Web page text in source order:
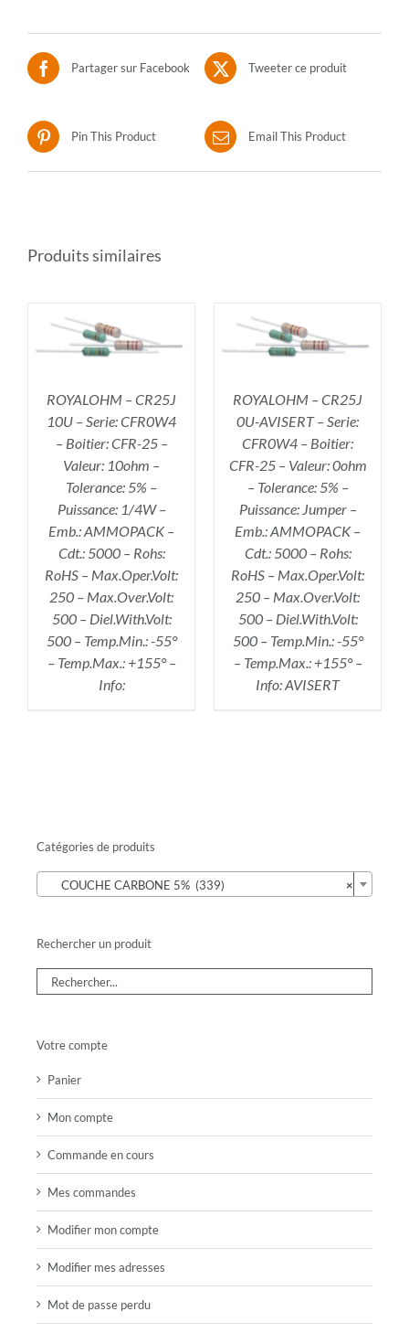
Partager sur Facebook Tweeter ce produit
Pin This Product Email This Product
Produits similaires
ROYALOHM – CR25J
10U – Serie: CFR0W4
– Boitier: CFR-25 –
Valeur: 10ohm –
Tolerance: 5% –
Puissance: 1/4W –
Emb.: AMMOPACK –
Cdt.: 5000 – Rohs:
RoHS – Max.Oper.Volt:
250 – Max.Over.Volt:
500 – Diel.With.Volt:
500 – Temp.Min.: -55°
– Temp.Max.: +155° –
Info:
AJOUTER AU PANIER
/
DÉTAILS
ROYALOHM – CR25J
0U-AVISERT – Serie:
CFR0W4 – Boitier:
CFR-25 – Valeur: 0ohm
– Tolerance: 5% –
Puissance: Jumper –
Emb.: AMMOPACK –
Cdt.: 5000 – Rohs:
RoHS – Max.Oper.Volt:
250 – Max.Over.Volt:
500 – Diel.With.Volt:
500 – Temp.Min.: -55°
– Temp.Max.: +155° –
Info: AVISERT
Catégories de produits
×
COUCHE CARBONE 5% (339)
Rechercher un produit
Votre compte
Panier
Mon compte
Commande en cours
Mes commandes
Modifier mon compte
Modifier mes adresses
Mot de passe perdu